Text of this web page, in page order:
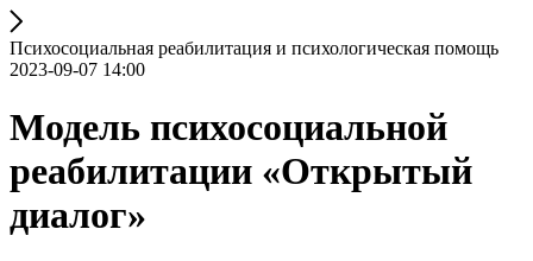
Психосоциальная реабилитация и психологическая помощь
2023-09-07 14:00
Модель психосоциальной
реабилитации «Открытый
диалог»